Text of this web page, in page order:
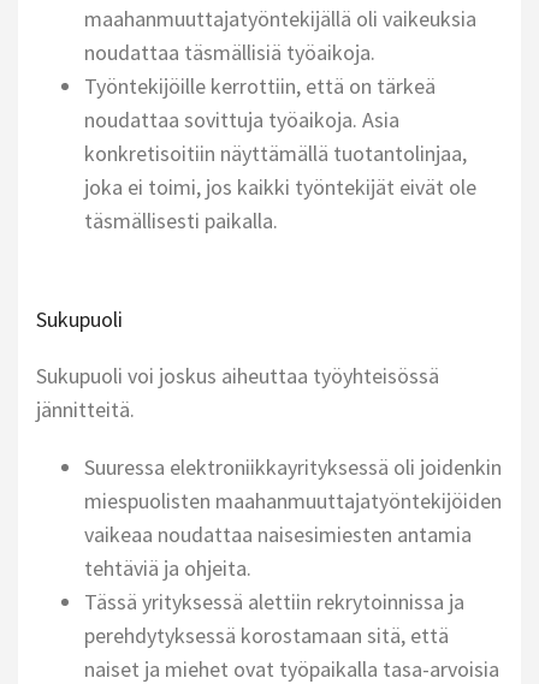
maahanmuuttajatyöntekijällä oli vaikeuksia
noudattaa täsmällisiä työaikoja.
Työntekijöille kerrottiin, että on tärkeä
noudattaa sovittuja työaikoja. Asia
konkretisoitiin näyttämällä tuotantolinjaa,
joka ei toimi, jos kaikki työntekijät eivät ole
täsmällisesti paikalla.
Sukupuoli
Sukupuoli voi joskus aiheuttaa työyhteisössä
jännitteitä.
Suuressa elektroniikkayrityksessä oli joidenkin
miespuolisten maahanmuuttajatyöntekijöiden
vaikeaa noudattaa naisesimiesten antamia
tehtäviä ja ohjeita.
Tässä yrityksessä alettiin rekrytoinnissa ja
perehdytyksessä korostamaan sitä, että
naiset ja miehet ovat työpaikalla tasa-arvoisia